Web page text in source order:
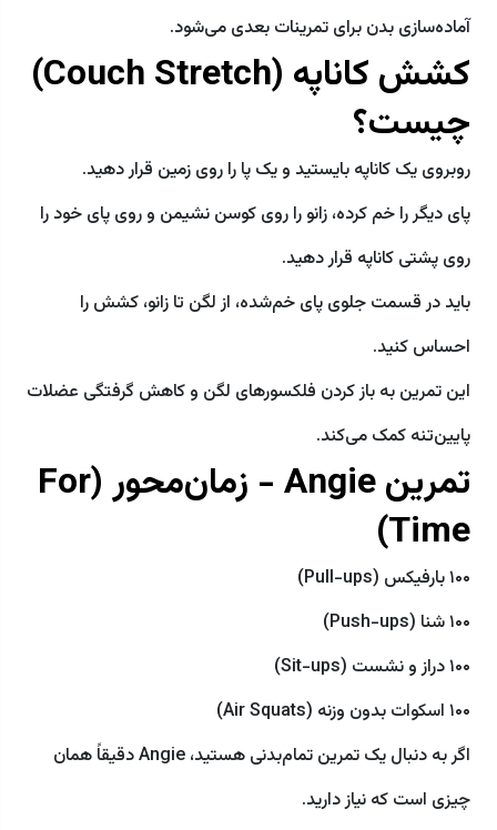
آماده‌سازی بدن برای تمرینات بعدی می‌شود.
کشش کاناپه (Couch Stretch)
چیست؟
روبروی یک کاناپه بایستید و یک پا را روی زمین قرار دهید.
پای دیگر را خم کرده، زانو را روی کوسن نشیمن و روی پای خود را
روی پشتی کاناپه قرار دهید.
باید در قسمت جلوی پای خم‌شده، از لگن تا زانو، کشش را
احساس کنید.
این تمرین به باز کردن فلکسورهای لگن و کاهش گرفتگی عضلات
پایین‌تنه کمک می‌کند.
تمرین Angie - زمان‌محور (For
Time)
۱۰۰ بارفیکس (Pull-ups)
۱۰۰ شنا (Push-ups)
۱۰۰ دراز و نشست (Sit-ups)
۱۰۰ اسکوات بدون وزنه (Air Squats)
اگر به دنبال یک تمرین تمام‌بدنی هستید، Angie دقیقاً همان
چیزی است که نیاز دارید.